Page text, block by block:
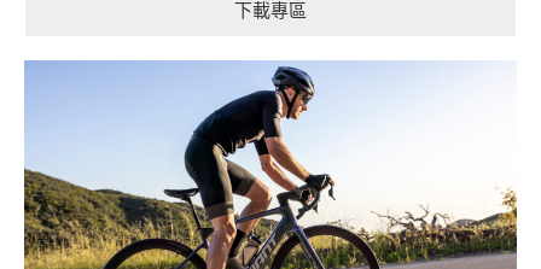
下載專區